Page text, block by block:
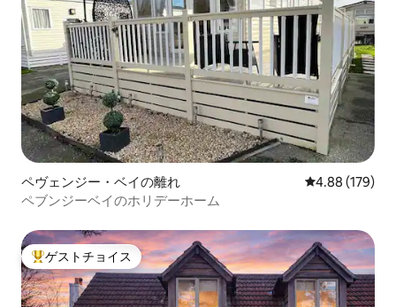
ペヴェンジー・ベイの離れ レビュー179
4.88 (179)
ペブンジーベイのホリデーホーム
大好評のゲストチョイスです。
ゲストチョイス